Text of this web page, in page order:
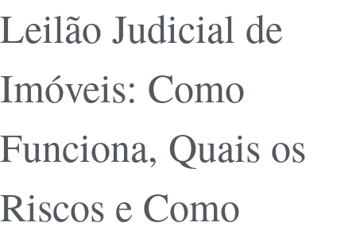
Leilão Judicial de
Imóveis: Como
Funciona, Quais os
Riscos e Como